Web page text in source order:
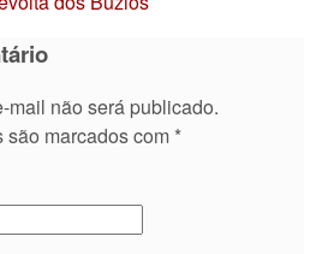
mail não será publicado.
marcados com *